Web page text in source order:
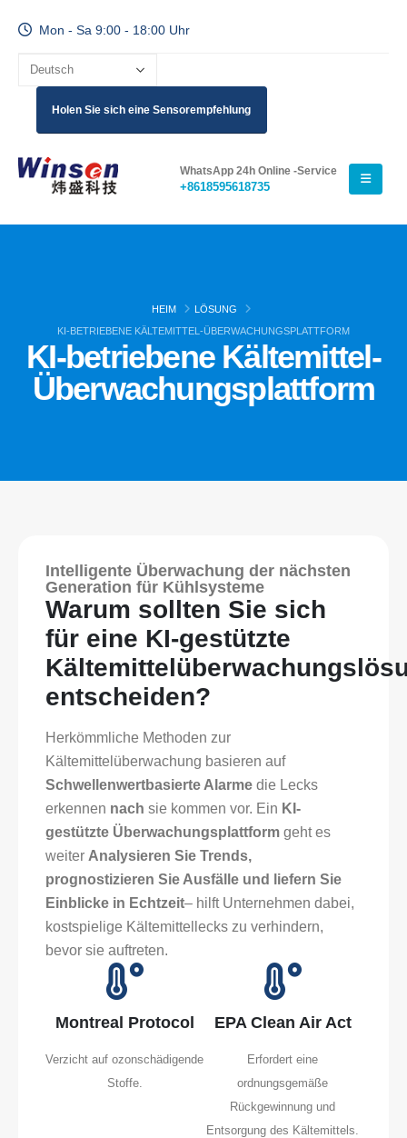
Mon - Sa 9:00 - 18:00 Uhr
Holen Sie sich eine Sensorempfehlung
WhatsApp 24h Online -Service
+8618595618735
HEIM
LÖSUNG
KI-BETRIEBENE KÄLTEMITTEL-ÜBERWACHUNGSPLATTFORM
KI-betriebene Kältemittel-
Überwachungsplattform
Intelligente Überwachung der nächsten
Generation für Kühlsysteme
Warum sollten Sie sich
für eine KI-gestützte
entscheiden?
Herkömmliche Methoden zur
Kältemittelüberwachung basieren auf
Schwellenwertbasierte Alarme die Lecks
erkennen nach sie kommen vor. Ein KI-
gestützte Überwachungsplattform geht es
weiter Analysieren Sie Trends,
prognostizieren Sie Ausfälle und liefern Sie
Einblicke in Echtzeit– hilft Unternehmen dabei,
kostspielige Kältemittellecks zu verhindern,
bevor sie auftreten.
Montreal Protocol
Verzicht auf ozonschädigende
Stoffe.
EPA Clean Air Act
Erfordert eine
ordnungsgemäße
Rückgewinnung und
Entsorgung des Kältemittels.